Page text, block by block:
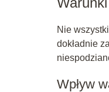
Nie
dokładnie
Wpływ